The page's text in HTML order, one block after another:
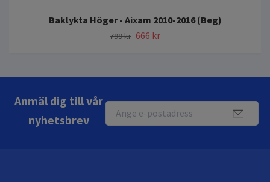
Baklykta Höger - Aixam 2010-2016 (Beg)
799 kr 666 kr
Anmäl dig till vår
nyhetsbrev